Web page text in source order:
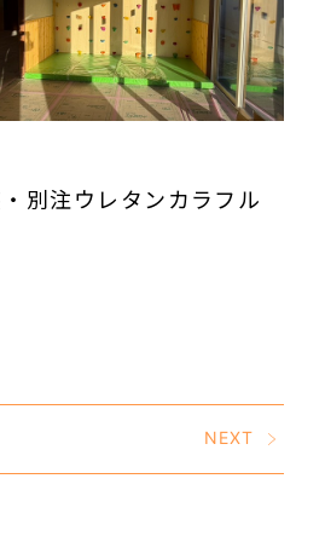
別注ウレタンカラフル
NEXT